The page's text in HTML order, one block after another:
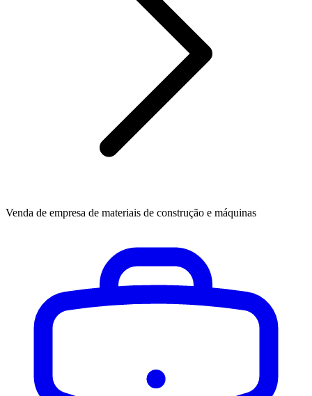
Venda de empresa de materiais de construção e máquinas